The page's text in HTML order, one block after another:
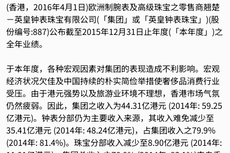
(香港，2016年4月1日)欧洲制腕表及高级珠宝之零售商翘楚
－英皇钟表珠宝有限公司(「集团」或「英皇钟表珠宝」)(股
份编号:887)公布截至2015年12月31日止年度(「本年度」)之
全年业绩。
于本年度，各种宏观因素对集团的表现造成不利影响。宏观
经济状况欠佳及中国持续的朴实简俭举措使奢侈品消费行业
受压。由于港元强势以及旅游业环境不理想，香港市场气氛
仍然疲弱。因此，集团之收入为44.31亿港元 (2014年: 59.25
亿港元)。钟表分部仍为主要收入来源，其收入难免减少至
35.41亿港元 (2014年: 48.24亿港元)，占集团收入之79.9%
(2014年: 81.4%)。珠宝分部收入减少至8.90亿港元 (2014年: